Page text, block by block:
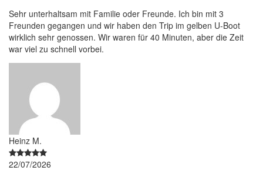
Sehr unterhaltsam mit Familie oder Freunde. Ich bin mit 3
Freunden gegangen und wir haben den Trip im gelben U-Boot
wirklich sehr genossen. Wir waren für 40 Minuten, aber die Zeit
war viel zu schnell vorbei.
Heinz M.
22/07/2026